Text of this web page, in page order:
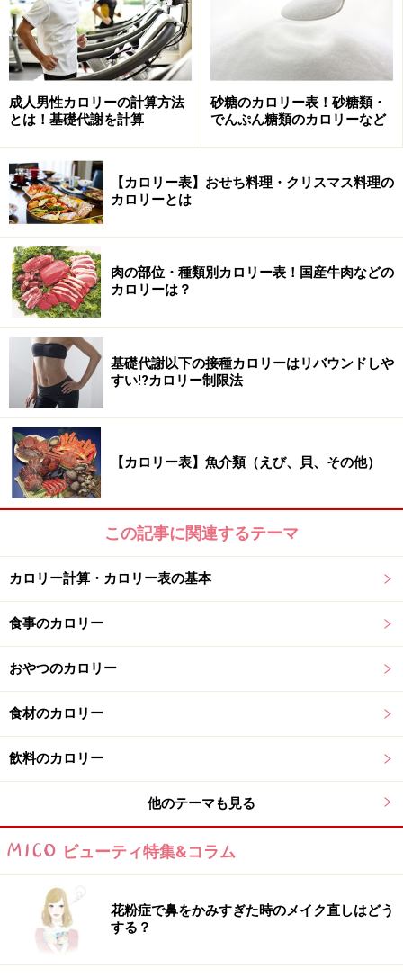
（えんどう類）さやえんどう 若ざや、生……36kcal
（えんどう類）さやえんどう 若ざや、ゆで……34kcal
（えんどう類）スナップえんどう 若ざや、生……43kcal
（えんどう類）グリーンピース 生……93kcal
（えんどう類）グリーンピース ゆで……110kcal
（えんどう類）グリーンピース 冷凍……98kcal
（えんどう類）グリーンピース 水煮缶詰……98kcal
おおさかしろな 葉、生……13kcal
おおさかしろな 葉、ゆで……17kcal
おおさかしろな 塩漬……22kcal
おかひじき 茎葉、生……13kcal
おかひじき 茎葉、ゆで……17kcal
オクラ 果実、生……30kcal
オクラ 果実、ゆで……33kcal
か行（野菜類のカロリー表）
かぶ 葉、生……20kcal
成人男性カロリーの計算方法
とは！基礎代謝を計算
砂糖のカロリー表！砂糖類・
でんぷん糖類のカロリーなど
【カロリー表】おせち料理・クリスマス料理の
カロリーとは
肉の部位・種類別カロリー表！国産牛肉などの
カロリーは？
基礎代謝以下の接種カロリーはリバウンドしや
すい!?カロリー制限法
【カロリー表】魚介類（えび、貝、その他）
この記事に関連するテーマ
カロリー計算・カロリー表の基本
食事のカロリー
おやつのカロリー
食材のカロリー
飲料のカロリー
他のテーマも見る
ビューティ特集&コラム
花粉症で鼻をかみすぎた時のメイク直しはどう
する？